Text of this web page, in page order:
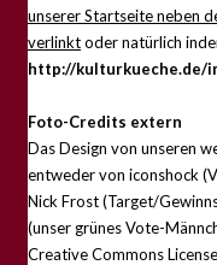
unserer Startseite neben
verlinktoder natürlich
http://kulturkueche.de/
Foto-Credits extern
Das Design von unseren
entweder von iconshock
Nick Frost (Target/
(unser grünes Vote-
Creative Commons